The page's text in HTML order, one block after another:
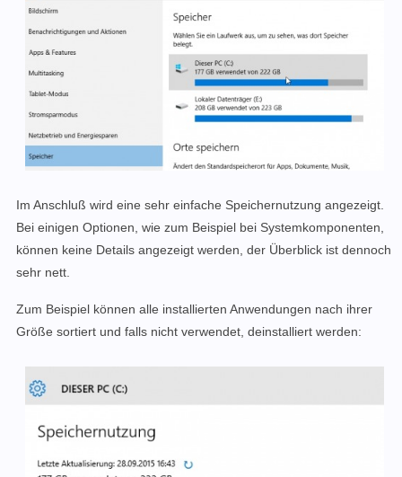
Im Anschluß wird eine sehr einfache Speichernutzung angezeigt.
Bei einigen Optionen, wie zum Beispiel bei Systemkomponenten,
können keine Details angezeigt werden, der Überblick ist dennoch
sehr nett.
Zum Beispiel können alle installierten Anwendungen nach ihrer
Größe sortiert und falls nicht verwendet, deinstalliert werden: